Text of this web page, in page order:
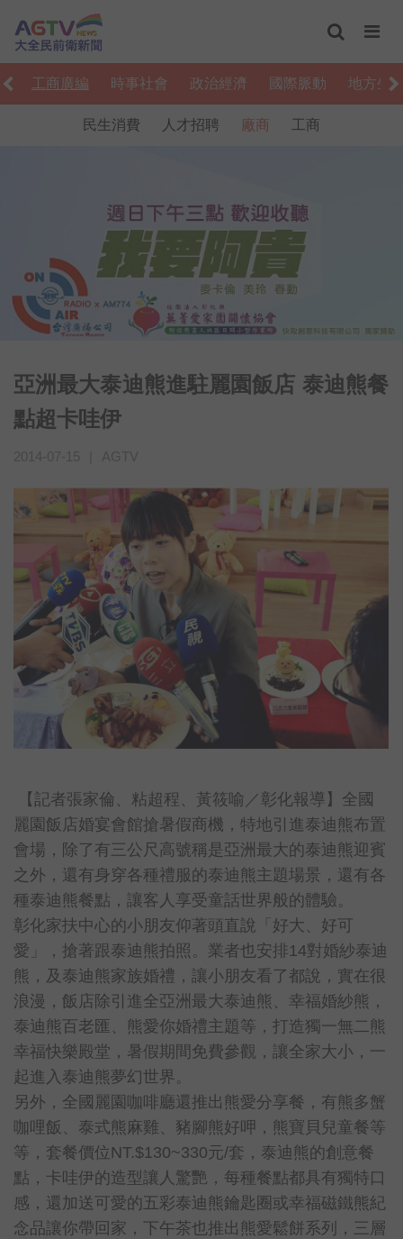
工商廣編 時事社會 政治經濟 國際脈動 地方生
民生消費 人才招聘 廠商 工商
亞洲最大泰迪熊進駐麗園飯店 泰迪熊餐
點超卡哇伊
【記者張家倫、粘超程、黃筱喻／彰化報導】全國
麗園飯店婚宴會館搶暑假商機，特地引進泰迪熊布置
會場，除了有三公尺高號稱是亞洲最大的泰迪熊迎賓
之外，還有身穿各種禮服的泰迪熊主題場景，還有各
種泰迪熊餐點，讓客人享受童話世界般的體驗。
彰化家扶中心的小朋友仰著頭直說「好大、好可
愛」，搶著跟泰迪熊拍照。業者也安排14對婚紗泰迪
熊，及泰迪熊家族婚禮，讓小朋友看了都說，實在很
浪漫，飯店除引進全亞洲最大泰迪熊、幸福婚紗熊，
泰迪熊百老匯、熊愛你婚禮主題等，打造獨一無二熊
幸福快樂殿堂，暑假期間免費參觀，讓全家大小，一
起進入泰迪熊夢幻世界。
另外，全國麗園咖啡廳還推出熊愛分享餐，有熊多蟹
咖哩飯、泰式熊麻雞、豬腳熊好呷，熊寶貝兒童餐等
等，套餐價位NT.$130~330元/套，泰迪熊的創意餐
點，卡哇伊的造型讓人驚艷，每種餐點都具有獨特口
感，還加送可愛的五彩泰迪熊鑰匙圈或幸福磁鐵熊紀
念品讓你帶回家，下午茶也推出熊愛鬆餅系列，三層